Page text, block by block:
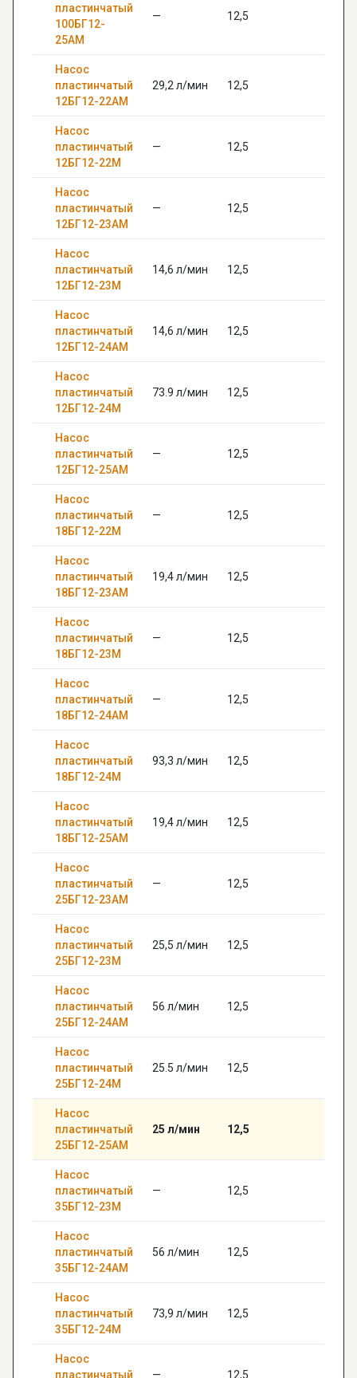
пластинчатый
100БГ12-
25АМ
— 12,5
Насос
пластинчатый
12БГ12-22АМ
29,2 л/мин 12,5
Насос
пластинчатый
12БГ12-22М
— 12,5
Насос
пластинчатый
12БГ12-23АМ
— 12,5
Насос
пластинчатый
12БГ12-23М
14,6 л/мин 12,5
Насос
пластинчатый
12БГ12-24АМ
14,6 л/мин 12,5
Насос
пластинчатый
12БГ12-24М
73.9 л/мин 12,5
Насос
пластинчатый
12БГ12-25АМ
— 12,5
Насос
пластинчатый
18БГ12-22М
— 12,5
Насос
пластинчатый
18БГ12-23АМ
19,4 л/мин 12,5
Насос
пластинчатый
18БГ12-23М
— 12,5
Насос
пластинчатый
18БГ12-24АМ
— 12,5
Насос
пластинчатый
18БГ12-24М
93,3 л/мин 12,5
Насос
пластинчатый
18БГ12-25АМ
19,4 л/мин 12,5
Насос
пластинчатый
25БГ12-23АМ
— 12,5
Насос
пластинчатый
25БГ12-23М
25,5 л/мин 12,5
Насос
пластинчатый
25БГ12-24АМ
56 л/мин 12,5
Насос
пластинчатый
25БГ12-24М
25.5 л/мин 12,5
Насос
пластинчатый
25БГ12-25АМ
25 л/мин 12,5
Насос
пластинчатый
35БГ12-23М
— 12,5
Насос
пластинчатый
35БГ12-24АМ
56 л/мин 12,5
Насос
пластинчатый
35БГ12-24М
73,9 л/мин 12,5
Насос
пластинчатый
— 12,5